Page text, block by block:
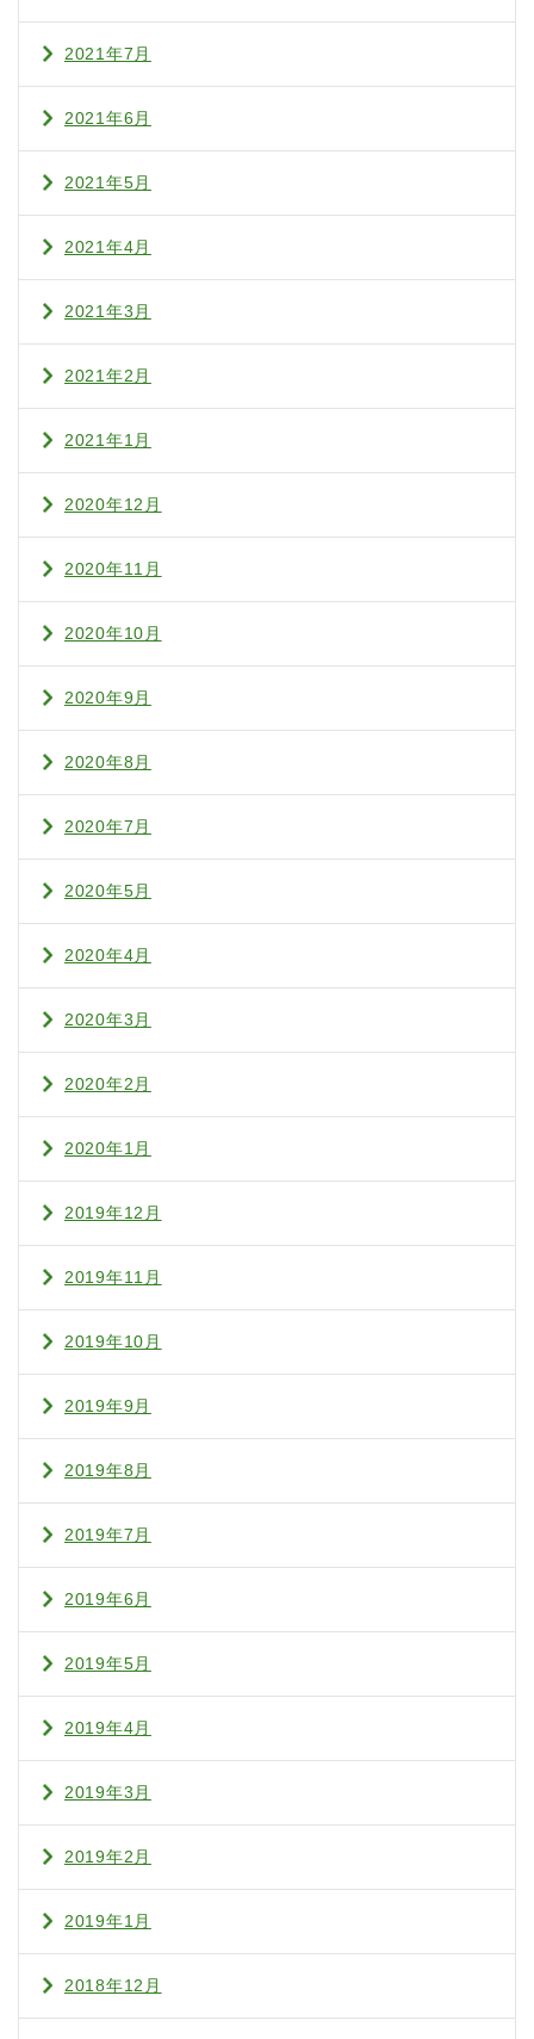
2021年7月
2021年6月
2021年5月
2021年4月
2021年3月
2021年2月
2021年1月
2020年12月
2020年11月
2020年10月
2020年9月
2020年8月
2020年7月
2020年5月
2020年4月
2020年3月
2020年2月
2020年1月
2019年12月
2019年11月
2019年10月
2019年9月
2019年8月
2019年7月
2019年6月
2019年5月
2019年4月
2019年3月
2019年2月
2019年1月
2018年12月